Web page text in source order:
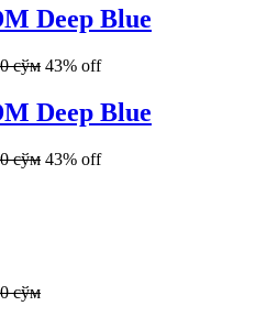
Deep Blue
сўм 43% off
Deep Blue
сўм 43% off
сўм